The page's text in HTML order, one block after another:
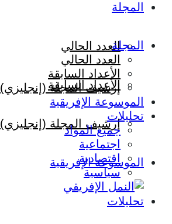
المجلة
العدد الحالي
الأعداد السابقة
إرشيف المجلة (إنجليزي)
الموسوعة الإفريقية
تحليلات
المجلة
العدد الحالي
الأعداد السابقة
إرشيف المجلة (إنجليزي)
الموسوعة الإفريقية
تحليلات
جميع المواد
اجتماعية
اقتصادية
سياسية